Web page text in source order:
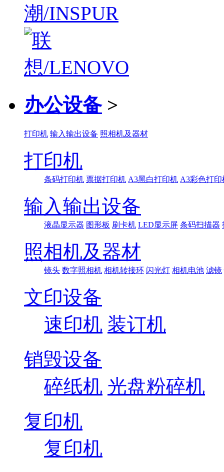
办公设备 >
打印机 输入输出设备 照相机及器材
打印机
条码打印机 票据打印机 A3黑白打印机 A3彩色打印
输入输出设备
液晶显示器 图形板 刷卡机 LED显示屏 条码扫描器
照相机及器材
镜头 数字照相机 相机转接环 闪光灯 相机电池 滤镜
文印设备
速印机 装订机
销毁设备
碎纸机 光盘粉碎机
复印机
复印机